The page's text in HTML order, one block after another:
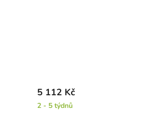
5 112 Kč
2 - 5 týdnů